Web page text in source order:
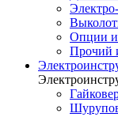
Опции и
Прочий